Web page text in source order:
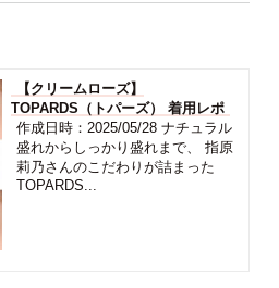
【クリームローズ】
TOPARDS（トパーズ） 着用レポ
作成日時：2025/05/28 ナチュラル
盛れからしっかり盛れまで、 指原
莉乃さんのこだわりが詰まった
TOPARDS...